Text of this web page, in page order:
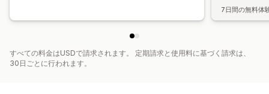
7日間の無料体
すべての料金はUSDで請求されます。 定期請求と使用料に基づく請求は、
30日ごとに行われます。